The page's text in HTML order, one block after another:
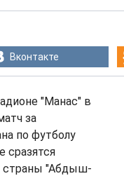
Вконтакте
"Манас" в
за
по футболу
сразятся
страны "Абдыш-